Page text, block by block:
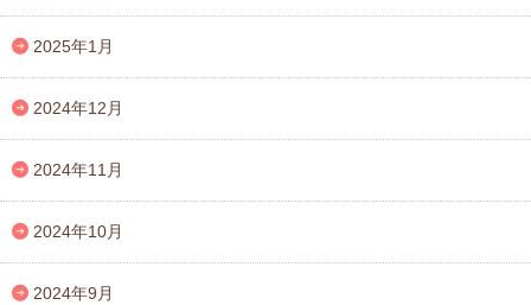
2025年1月
2024年12月
2024年11月
2024年10月
2024年9月